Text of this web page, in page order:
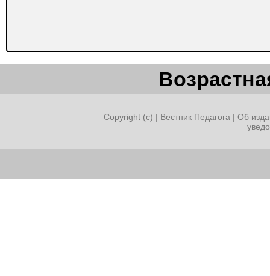
Copyright (c) | Вестник Педагога | Об